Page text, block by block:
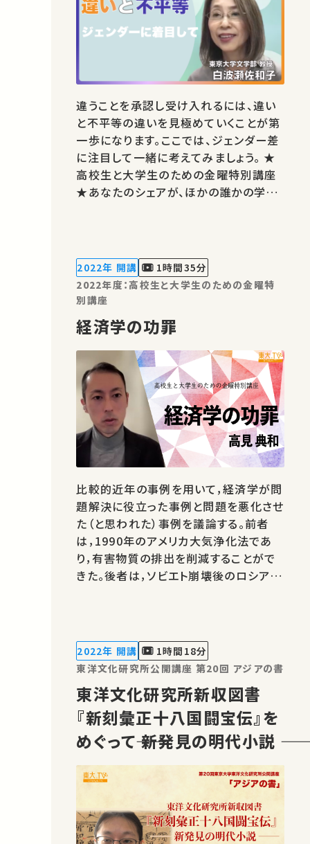
違うことを承認し受け入れるには、違い
と不平等の違いを見極めていくことが第
一歩になります。ここでは、ジェンダー差
に注目して一緒に考えてみましょう。 ★
高校生と大学生のための金曜特別講座
★あなたのシェアが、ほかの誰かの学び
編集：東京大学 大学総合教育研究セン
ター
2022年 開講
1時間35分
2022年度：高校生と大学生のための金曜特
別講座
経済学の功罪
比較的近年の事例を用いて，経済学が問
題解決に役立った事例と問題を悪化させ
た（と思われた）事例を議論する。前者
は，1990年のアメリカ大気浄化法であ
り，有害物質の排出を削減することがで
きた。後者は，ソビエト崩壊後のロシアの
めの金曜特別講座 ★あなたのシェア
が、ほかの誰かの学びに繋がるかもし…
2022年 開講
1時間18分
東洋文化研究所公開講座 第20回 アジアの書
東洋文化研究所新収図書
『新刻彙正十八国闘宝伝』を
めぐって―― 新発見の明代小説 ――